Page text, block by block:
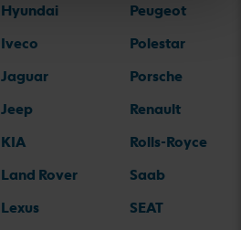
Hyundai
Iveco
Jaguar
Jeep
KIA
Land Rover
Lexus
Peugeot
Polestar
Porsche
Renault
Rolls-Royce
Saab
SEAT